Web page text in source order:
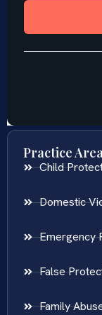
Practice
Child
Domestic
Emergency
False
Family